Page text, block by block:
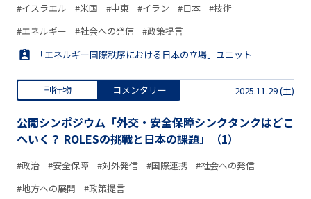
#イスラエル #米国 #中東 #イラン #日本
#技術
#エネルギー
#社会への発信
#政策提言
「エネルギー国際秩序における日本の立場」ユニット
刊行物 コメンタリー 2025.11.29 (土)
公開シンポジウム「外交・安全保障シンクタンクはどこ
へいく？ ROLESの挑戦と日本の課題」（1）
#政治 #安全保障 #対外発信 #国際連携
#社会への発信
#地方への展開
#政策提言